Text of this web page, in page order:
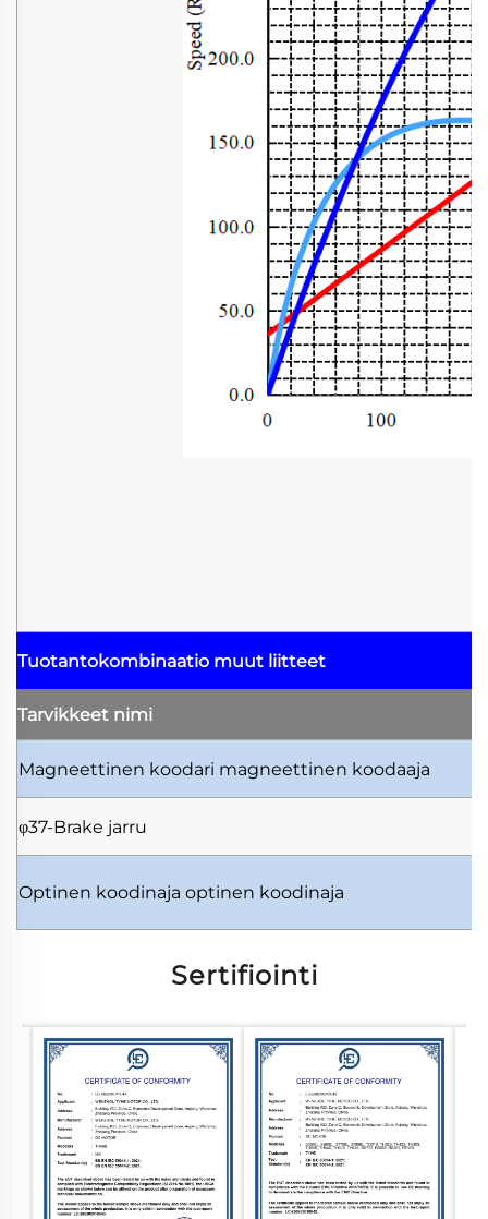
Tuotantokombinaatio muut liitteet
Tarvikkeet nimi
Magneettinen koodari magneettinen koodaaja
φ37-Brake jarru
Optinen koodinaja optinen koodinaja
Sertifiointi